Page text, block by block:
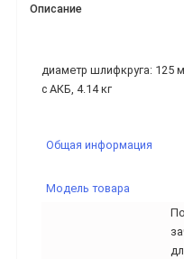
Описание
диаметр шлифкруга: 125
с АКБ, 4.14 кг
Общая информация
Модель товара